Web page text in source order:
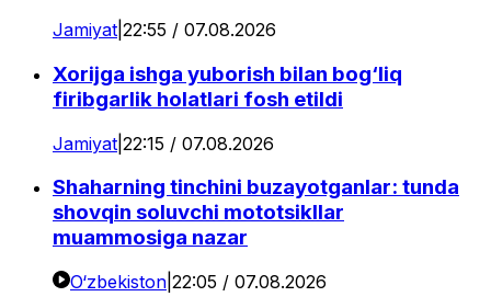
Jamiyat 22:55 / 07.08.2026
Xorijga ishga yuborish bilan bog‘liq
firibgarlik holatlari fosh etildi
Jamiyat 22:15 / 07.08.2026
Shaharning tinchini buzayotganlar: tunda
shovqin soluvchi mototsikllar
muammosiga nazar
O‘zbekiston 22:05 / 07.08.2026